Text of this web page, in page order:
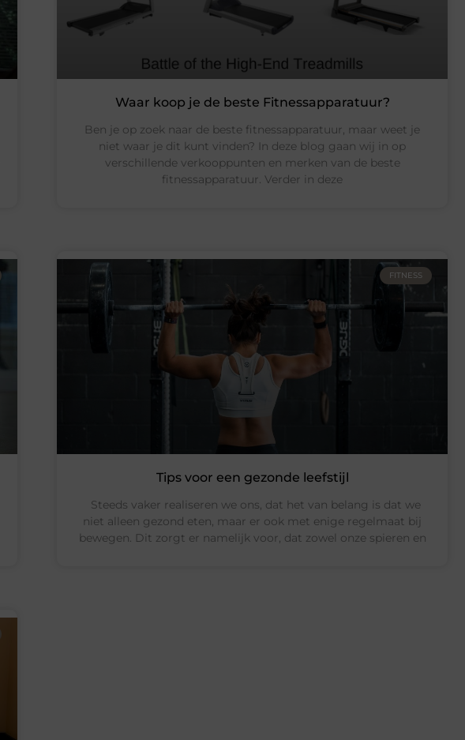
Waar koop je de beste Fitnessapparatuur?
Ben je op zoek naar de beste fitnessapparatuur, maar weet je
niet waar je dit kunt vinden? In deze blog gaan wij in op
verschillende verkooppunten en merken van de beste
fitnessapparatuur. Verder in deze
FITNESS
Tips voor een gezonde leefstijl
Steeds vaker realiseren we ons, dat het van belang is dat we
niet alleen gezond eten, maar er ook met enige regelmaat bij
bewegen. Dit zorgt er namelijk voor, dat zowel onze spieren en